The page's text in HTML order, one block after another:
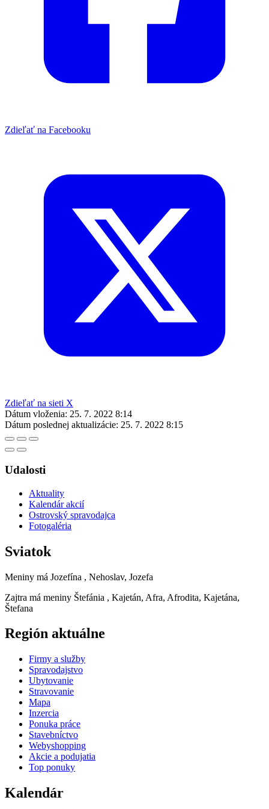
Zdieľať na Facebooku
Zdieľať na sieti X
Dátum vloženia: 25. 7. 2022 8:14
Dátum poslednej aktualizácie: 25. 7. 2022 8:15
Udalosti
Aktuality
Kalendár akcií
Ostrovský spravodajca
Fotogaléria
Sviatok
Meniny má Jozefína , Nehoslav, Jozefa
Zajtra má meniny Štefánia , Kajetán, Afra, Afrodita, Kajetána,
Štefana
Región aktuálne
Firmy a služby
Spravodajstvo
Ubytovanie
Stravovanie
Mapa
Inzercia
Ponuka práce
Stavebníctvo
Webyshopping
Akcie a podujatia
Top ponuky
Kalendár